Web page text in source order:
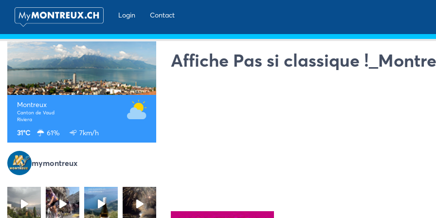
Login
Contact
Montreux
Canton de Vaud
Riviera
31°C 61% 7km/h
mymontreux
Affiche Pas si classique